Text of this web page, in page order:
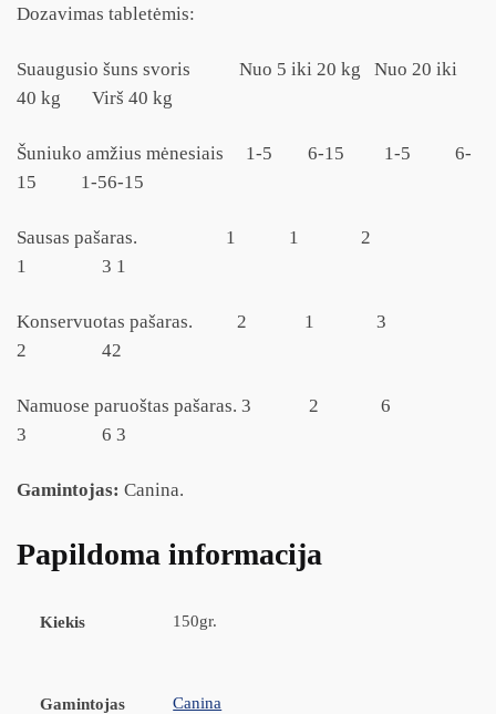
Dozavimas tabletėmis:
Suaugusio šuns svoris Nuo 5 iki 20 kg Nuo 20 iki
40 kg Virš 40 kg
Šuniuko amžius mėnesiais 1-5 6-15 1-5 6-
15 1-56-15
Sausas pašaras. 1 1 2
1 3 1
Konservuotas pašaras. 2 1 3
2 42
Namuose paruoštas pašaras. 3 2 6
3 6 3
Gamintojas: Canina.
Papildoma informacija
Kiekis 150gr.
Gamintojas Canina